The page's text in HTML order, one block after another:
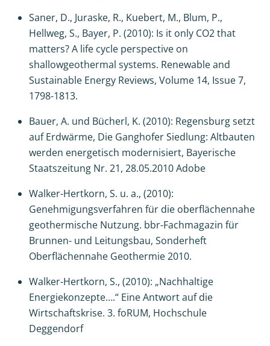
Saner, D., Juraske, R., Kuebert, M., Blum, P.,
Hellweg, S., Bayer, P. (2010): Is it only CO2 that
matters? A life cycle perspective on
shallowgeothermal systems. Renewable and
Sustainable Energy Reviews, Volume 14, Issue 7,
1798-1813.
Bauer, A. und Bücherl, K. (2010): Regensburg setzt
auf Erdwärme, Die Ganghofer Siedlung: Altbauten
werden energetisch modernisiert, Bayerische
Staatszeitung Nr. 21, 28.05.2010 Adobe
Walker-Hertkorn, S. u. a., (2010):
Genehmigungsverfahren für die oberflächennahe
geothermische Nutzung. bbr-Fachmagazin für
Brunnen- und Leitungsbau, Sonderheft
Oberflächennahe Geothermie 2010.
Walker-Hertkorn, S., (2010): „Nachhaltige
Energiekonzepte….“ Eine Antwort auf die
Wirtschaftskrise. 3. foRUM, Hochschule
Deggendorf